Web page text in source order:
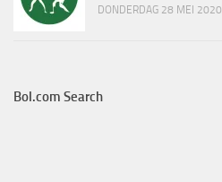
DONDERDAG 28 MEI 2020
Bol.com Search